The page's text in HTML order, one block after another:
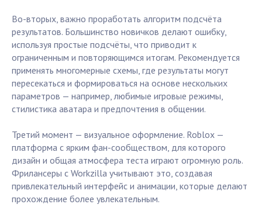
Во-вторых, важно проработать алгоритм подсчёта
результатов. Большинство новичков делают ошибку,
используя простые подсчёты, что приводит к
ограниченным и повторяющимся итогам. Рекомендуется
применять многомерные схемы, где результаты могут
пересекаться и формироваться на основе нескольких
параметров — например, любимые игровые режимы,
стилистика аватара и предпочтения в общении.
Третий момент — визуальное оформление. Roblox —
платформа с ярким фан-сообществом, для которого
дизайн и общая атмосфера теста играют огромную роль.
Фрилансеры с Workzilla учитывают это, создавая
привлекательный интерфейс и анимации, которые делают
прохождение более увлекательным.